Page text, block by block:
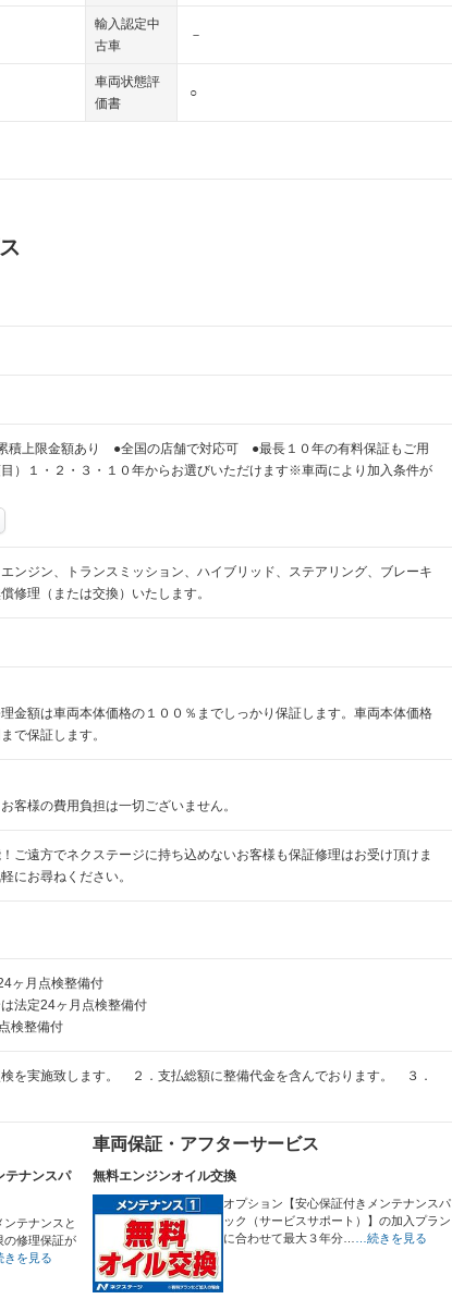
輸入認定中
古車
－
車両状態評
価書
○
上限金額あり ●全国の店舗で対応可 ●最長１０年の有料保証もご用
）１・２・３・１０年からお選びいただけます※車両により加入条件が
ンジン、トランスミッション、ハイブリッド、ステアリング、ブレーキ
修理（または交換）いたします。
金額は車両本体価格の１００％までしっかり保証します。車両本体価格
で保証します。
客様の費用負担は一切ございません。
ご遠方でネクステージに持ち込めないお客様も保証修理はお受け頂けま
にお尋ねください。
ヶ月点検整備付
法定24ヶ月点検整備付
検整備付
検を実施致します。 ２．支払総額に整備代金を含んでおります。 ３．
テナンスパ
テナンスと
の修理保証が
きを見る
車両保証・アフターサービス
無料エンジンオイル交換
オプション【安心保証付きメンテナンスパ
ック（サービスサポート）】の加入プラン
に合わせて最大３年分…
…続きを見る